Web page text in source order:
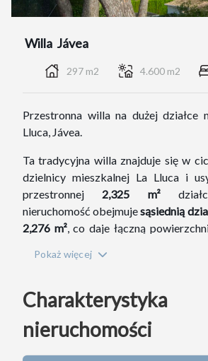
Willa Jávea
297 m2 4.600 m2
Przestronna willa na dużej działce
Lluca, Jávea.
Ta tradycyjna willa znajduje się w
dzielnicy mieszkalnej La Lluca i
przestronnej 2,325 m²
nieruchomość obejmujesąsiednią
2,276 m², co daje łączną
euro
Willa zaaranżowana jest na jednym
również półpiwnicę z
przestronnych apartamentów dla
kondygnacja składa się z hallu,
jadalni, kuchni, dużej naya z
Pokaż więcej
Charakterystyka
nieruchomości